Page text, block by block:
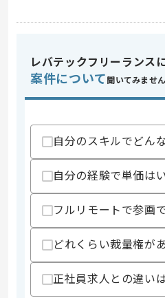
その他募集要項
商談回
募集人数
作業開
エージェントからのコ
メント
こめ油
今回は
レバテックフリーランス
案件について 聞いてみませ
自分のスキルでどん
自分の経験で単価は
フルリモートで参画
どれくらい裁量権が
正社員求人との違い